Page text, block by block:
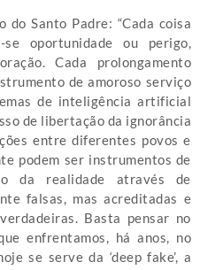
Santo Padre: “Cada coisa
oportunidade ou perigo,
Cada prolongamento
de amoroso serviço
de inteligência artificial
de libertação da ignorância
entre diferentes povos e
podem ser instrumentos de
da realidade através de
falsas, mas acreditadas e
Basta pensar no
enfrentamos, há anos, no
se serve da ‘deep fake’, a